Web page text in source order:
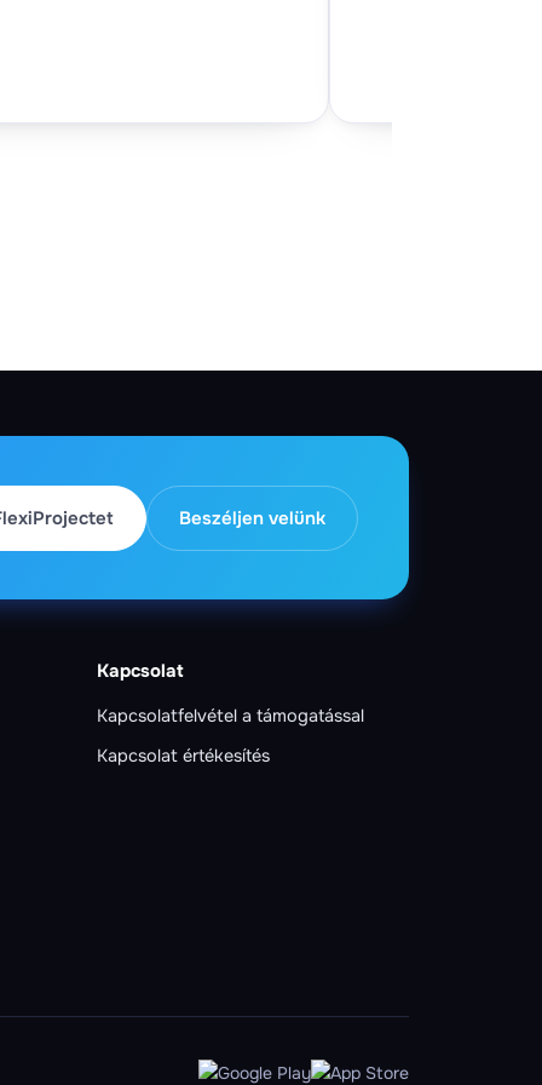
Beszéljen velünk
Kapcsolat
Kapcsolatfelvétel a támogatással
Kapcsolat értékesítés